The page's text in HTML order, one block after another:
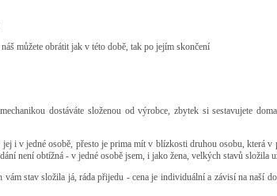
můžete obrátit jak v této době, tak po jejím skončení
dostáváte složenou od výrobce, zbytek si sestavujete
jej i v jedné osobě, přesto je prima mít v blízkosti druhou osobu, která
není obtížná - v jedné osobě jsem, i jako žena, velkých stavů složila
stav složila já, ráda přijedu - cena je individuální a závisí na naší